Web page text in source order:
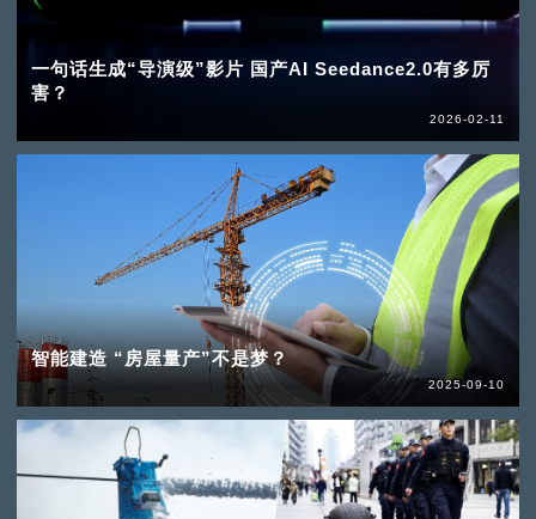
一句话生成“导演级”影片 国产AI Seedance2.0有多厉
害？
2026-02-11
智能建造 “房屋量产”不是梦？
2025-09-10